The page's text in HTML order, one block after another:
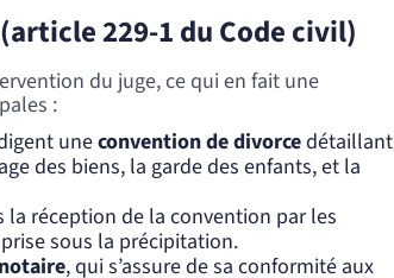
(article 229-1 du Code civil)
du juge, ce qui en fait une
:
uneconvention de divorcedétaillant
des biens, la garde des enfants, et la
la réception de la convention par les
sous la précipitation.
, qui s’assure de sa conformité aux